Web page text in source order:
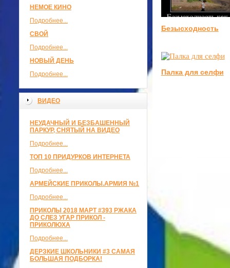
НЕМОЕ КИНО
Подробнее...
СВОЙ
Подробнее...
НОВЫЙ ДЕНЬ
Подробнее...
ВИДЕО
НЕУДАЧНЫЙ И БЕЗБАШЕННЫЙ
ПАРКУР, СНЯТЫЙ НА ВИДЕО
Подробнее...
ТОП 10 ПРИДУРКОВ ИНТЕРНЕТА
Подробнее...
АРМЕЙСКИЕ ПРИКОЛЫ.АРМИЯ №1
Подробнее...
ПРИКОЛЫ 2018 МАРТ #393 РЖАКА
ДО СЛЕЗ УГАР ПРИКОЛ -
ПРИКОЛЮХА
Подробнее...
ДЕРЗКИЕ ШКОЛЬНИКИ #3 САМАЯ
БОЛЬШАЯ ПОДБОРКА!
Безысходность
Палка для селфи